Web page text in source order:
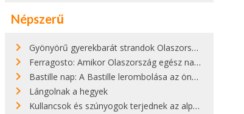
Népszerű
Gyönyörű gyerekbarát strandok Olaszországban - megmutatjuk a 15 legjobbat
Ferragosto: Amikor Olaszország egész nap nyaral
Bastille nap: A Bastille lerombolása az önkényuralom végét jelentette
Lángolnak a hegyek
Kullancsok és szúnyogok terjednek az alpesi legelőkön